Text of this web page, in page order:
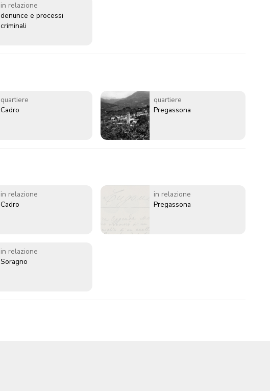
in relazione
denunce e processi
criminali
quartiere
Cadro
quartiere
Pregassona
in relazione
Cadro
in relazione
Pregassona
in relazione
Soragno